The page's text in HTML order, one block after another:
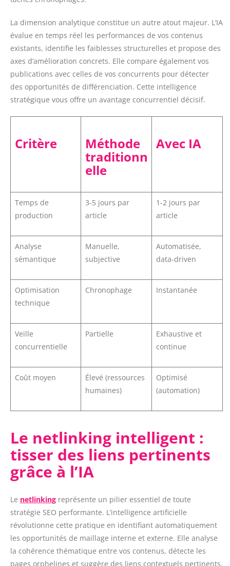
La dimension analytique constitue un autre atout majeur. L’IA
évalue en temps réel les performances de vos contenus
existants, identifie les faiblesses structurelles et propose des
axes d’amélioration concrets. Elle compare également vos
publications avec celles de vos concurrents pour détecter
des opportunités de différenciation. Cette intelligence
stratégique vous offre un avantage concurrentiel décisif.
Critère Méthode
traditionn
elle
Avec IA
Temps de
production
3-5 jours par
article
1-2 jours par
article
Analyse
sémantique
Manuelle,
subjective
Automatisée,
data-driven
Optimisation
technique
Chronophage Instantanée
Veille
concurrentielle
Partielle
Exhaustive et
continue
Coût moyen
Élevé (ressources
humaines)
Optimisé
(automation)
Le netlinking intelligent :
tisser des liens pertinents
grâce à l’IA
Le netlinking représente un pilier essentiel de toute
stratégie SEO performante. L’intelligence artificielle
révolutionne cette pratique en identifiant automatiquement
les opportunités de maillage interne et externe. Elle analyse
la cohérence thématique entre vos contenus, détecte les
pages orphelines et suggère des liens contextuels pertinents.